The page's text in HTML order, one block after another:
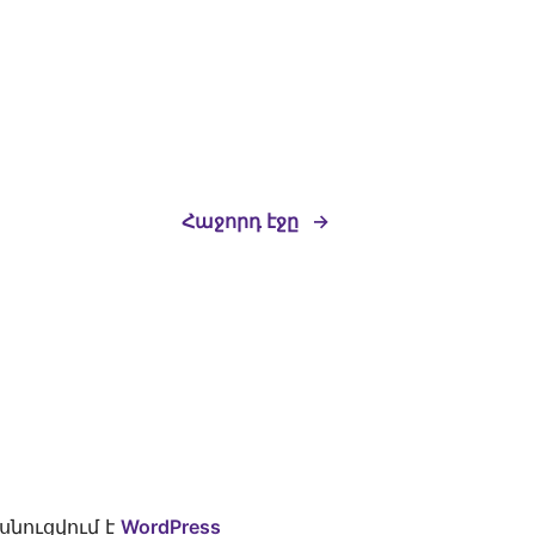
Հաջորդ էջը →
էWordPress